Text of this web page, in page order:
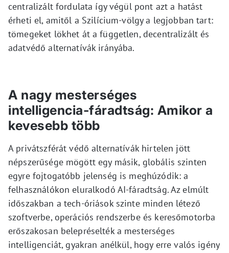
centralizált fordulata így végül pont azt a hatást
érheti el, amitől a Szilícium-völgy a legjobban tart:
tömegeket lökhet át a független, decentralizált és
adatvédő alternatívák irányába.
A nagy mesterséges
intelligencia-fáradtság: Amikor a
kevesebb több
A privátszférát védő alternatívák hirtelen jött
népszerűsége mögött egy másik, globális szinten
egyre fojtogatóbb jelenség is meghúzódik: a
felhasználókon eluralkodó AI-fáradtság. Az elmúlt
időszakban a tech-óriások szinte minden létező
szoftverbe, operációs rendszerbe és keresőmotorba
erőszakosan belepréselték a mesterséges
intelligenciát, gyakran anélkül, hogy erre valós igény